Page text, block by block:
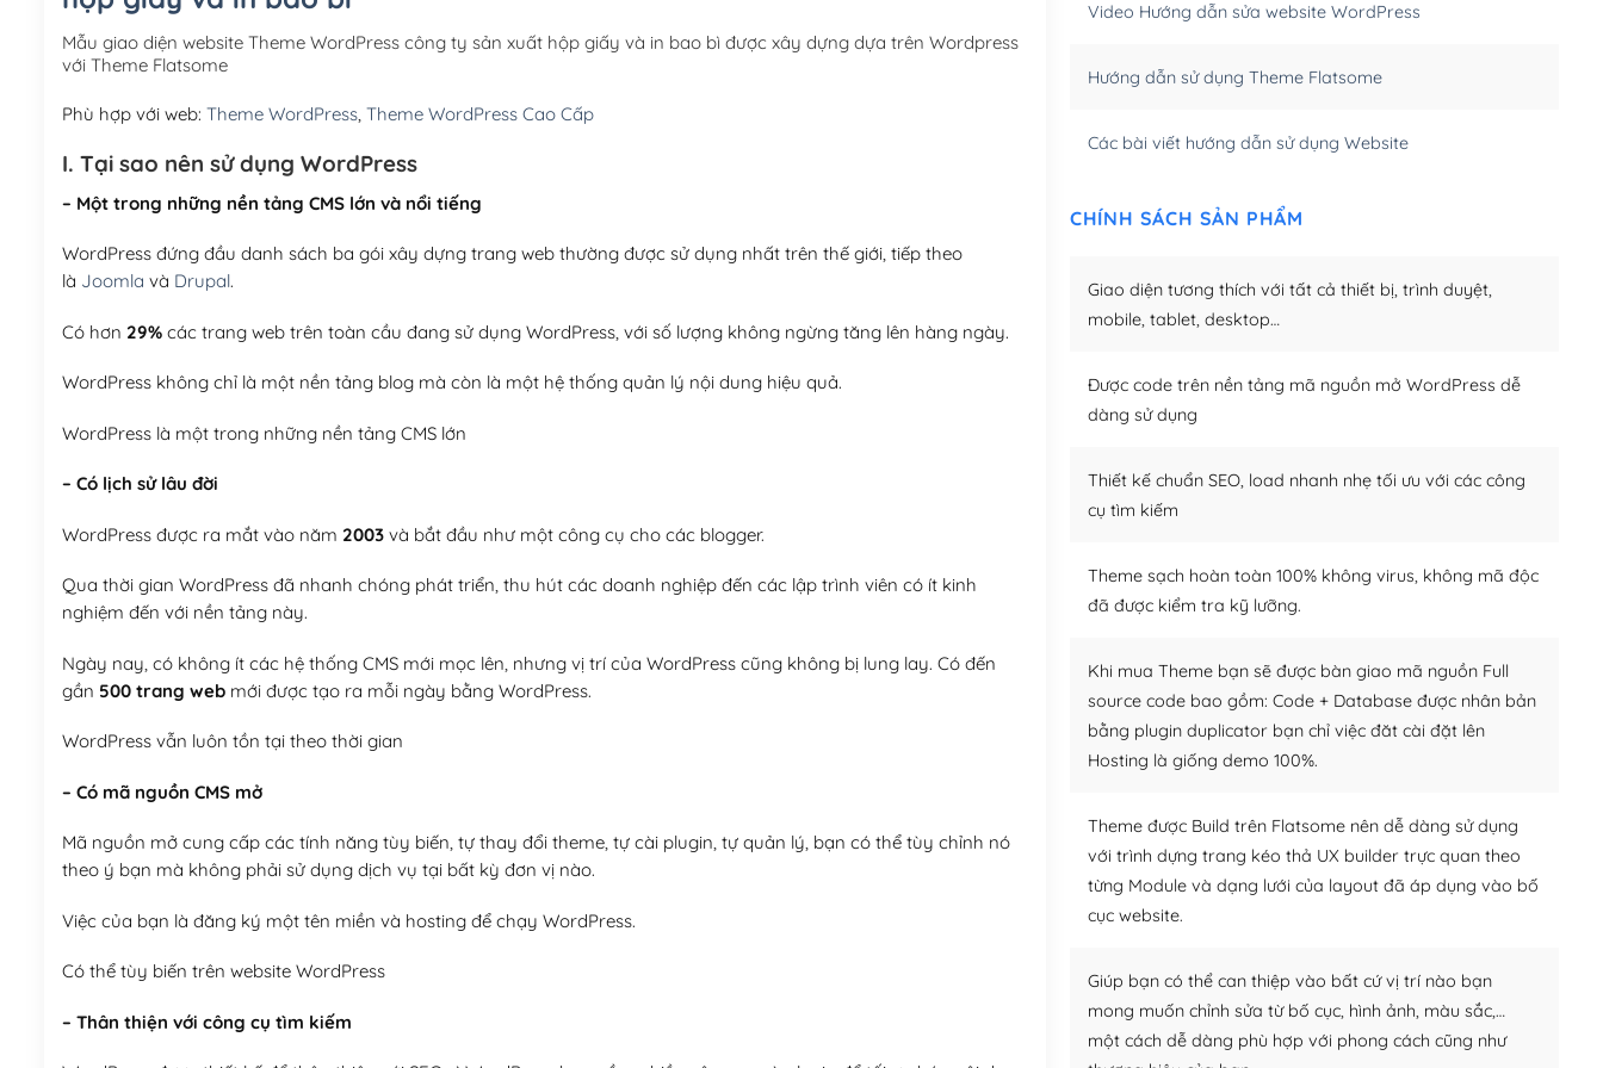
Hosting 5GB SSD (1 năm)
(+950,000₫)
Mẫu giao diện website Theme WordPress công ty sản xuất hộp giấy và in bao bì được xây dựng dựa trên Wordpress
với Theme Flatsome
Phù hợp với web: Theme WordPress, Theme WordPress Cao Cấp
I. Tại sao nên sử dụng WordPress
– Một trong những nền tảng CMS lớn và nổi tiếng
WordPress đứng đầu danh sách ba gói xây dựng trang web thường được sử dụng nhất trên thế giới, tiếp theo
là Joomla và Drupal.
Có hơn 29%các trang web trên toàn cầu đang sử dụng WordPress, với số lượng không ngừng tăng lên hàng ngày.
WordPress không chỉ là một nền tảng blog mà còn là một hệ thống quản lý nội dung hiệu quả.
WordPress là một trong những nền tảng CMS lớn
– Có lịch sử lâu đời
WordPress được ra mắt vào năm 2003và bắt đầu như một công cụ cho các blogger.
Qua thời gian WordPress đã nhanh chóng phát triển, thu hút các doanh nghiệp đến các lập trình viên có ít kinh
nghiệm đến với nền tảng này.
Ngày nay, có không ít các hệ thống CMS mới mọc lên, nhưng vị trí của WordPress cũng không bị lung lay. Có đến
gần 500 trang webmới được tạo ra mỗi ngày bằng WordPress.
WordPress vẫn luôn tồn tại theo thời gian
– Có mã nguồn CMS mở
Mã nguồn mở cung cấp các tính năng tùy biến, tự thay đổi theme, tự cài plugin, tự quản lý, bạn có thể tùy chỉnh nó
theo ý bạn mà không phải sử dụng dịch vụ tại bất kỳ đơn vị nào.
Việc của bạn là đăng ký một tên miền và hosting để chạy WordPress.
Có thể tùy biến trên website WordPress
– Thân thiện với công cụ tìm kiếm
Video Hướng dẫn sửa website WordPress
Hướng dẫn sử dụng Theme Flatsome
Các bài viết hướng dẫn sử dụng Website
CHÍNH SÁCH SẢN PHẨM
Giao diện tương thích với tất cả thiết bị, trình duyệt,
mobile, tablet, desktop…
Được code trên nền tảng mã nguồn mở WordPress dễ
dàng sử dụng
Thiết kế chuẩn SEO, load nhanh nhẹ tối ưu với các công
cụ tìm kiếm
Theme sạch hoàn toàn 100% không virus, không mã độc
đã được kiểm tra kỹ lưỡng.
Khi mua Theme bạn sẽ được bàn giao mã nguồn Full
source code bao gồm: Code + Database được nhân bản
bằng plugin duplicator bạn chỉ việc đăt cài đặt lên
Hosting là giống demo 100%.
Theme được Build trên Flatsome nên dễ dàng sử dụng
với trình dựng trang kéo thả UX builder trực quan theo
từng Module và dạng lưới của layout đã áp dụng vào bố
cục website.
Giúp bạn có thể can thiệp vào bất cứ vị trí nào bạn
mong muốn chỉnh sửa từ bố cục, hình ảnh, màu sắc,…
một cách dễ dàng phù hợp với phong cách cũng như